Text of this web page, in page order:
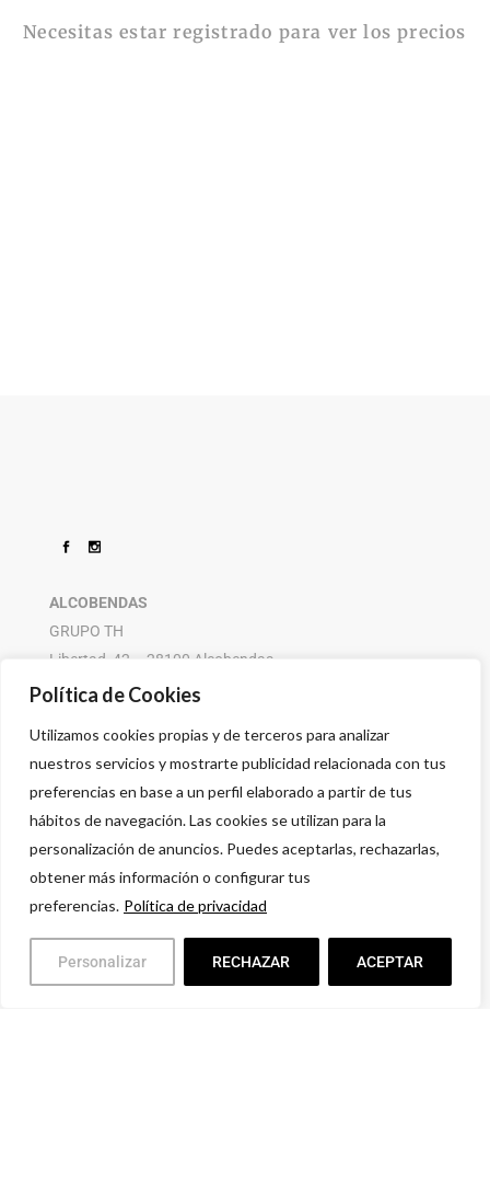
Política de Cookies
Utilizamos cookies propias y de terceros para analizar
nuestros servicios y mostrarte publicidad relacionada con tus
preferencias en base a un perfil elaborado a partir de tus
hábitos de navegación. Las cookies se utilizan para la
personalización de anuncios. Puedes aceptarlas, rechazarlas,
obtener más información o configurar tus
preferencias. Política de privacidad
Personalizar RECHAZAR ACEPTAR
Necesitas estar registrado para ver los precios
ALCOBENDAS
GRUPO TH
Libertad, 42 – 28100 Alcobendas
916 614 580 – 608 505 532